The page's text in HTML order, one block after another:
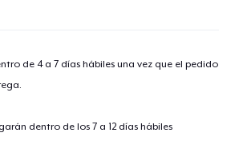
de 4 a 7 días hábiles una vez que el pedido
dentro de los 7 a 12 días hábiles